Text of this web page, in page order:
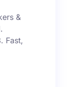
&
Fast,